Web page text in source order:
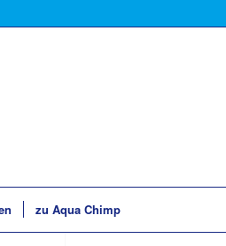
zu Aqua Chimp